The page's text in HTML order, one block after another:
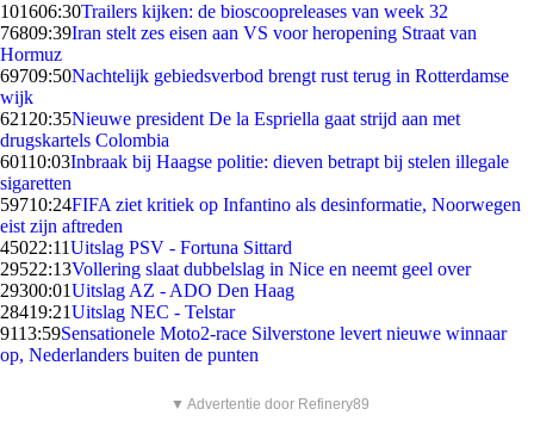
101606:30Trailers kijken: de bioscoopreleases van week 32
76809:39Iran stelt zes eisen aan VS voor heropening Straat van
Hormuz
69709:50Nachtelijk gebiedsverbod brengt rust terug in Rotterdamse
wijk
621 20:35Nieuwe president De la Espriella gaat strijd aan met
drugskartels Colombia
60110:03Inbraak bij Haagse politie: dieven betrapt bij stelen illegale
sigaretten
59710:24FIFA ziet kritiek op Infantino als desinformatie, Noorwegen
eist zijn aftreden
45022:11Uitslag PSV - Fortuna Sittard
29522:13Vollering slaat dubbelslag in Nice en neemt geel over
29300:01Uitslag AZ - ADO Den Haag
28419:21Uitslag NEC - Telstar
9113:59Sensationele Moto2-race Silverstone levert nieuwe winnaar
op, Nederlanders buiten de punten
▼ Advertentie door Refinery89